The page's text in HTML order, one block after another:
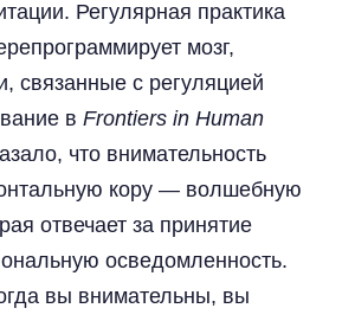
Регулярная практика
мозг,
связанные с регуляцией
в Frontiers in Human
что внимательность
кору — волшебную
отвечает за принятие
осведомленность.
вы внимательны, вы